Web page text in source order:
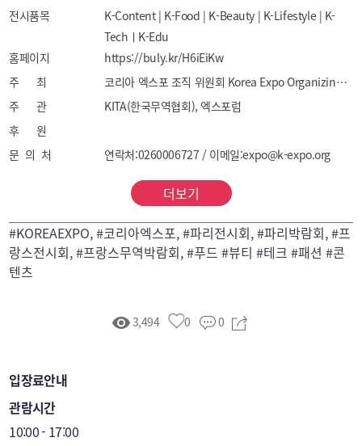
전시품목
K-Content | K-Food | K-Beauty | K-Lifestyle | K-
TechㅣK-Edu
홈페이지
https://buly.kr/H6iEiKw
주 최
코리아 엑스포 조직 위원회 Korea Expo Organizing Committee
주 관
KITA(한국무역협회), 엑스포럼
후 원
문 의 처
연락처:0260006727 / 이메일:expo@k-expo.org
더보기
#KOREAEXPO, #코리아엑스포, #파리전시회, #파리박람회, #프
랑스전시회, #프랑스무역박람회, #푸드 #뷰티 #테크 #패션 #콘
텐츠
3,494 0 0
입장료안내
관람시간
10:00 - 17:00